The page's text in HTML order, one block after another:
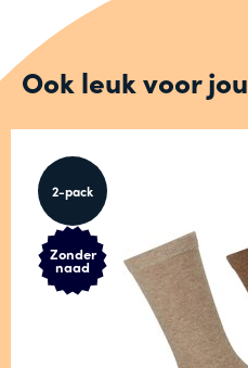
Ook leuk voor jou
2-pack
Zonder
naad